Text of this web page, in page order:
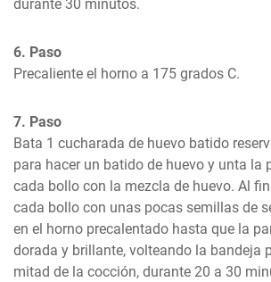
durante 30 minutos.
6. Paso
Precaliente el horno a 175 grados C.
7. Paso
Bata 1 cucharada de huevo batido
para hacer un batido de huevo y unta la
cada bollo con la mezcla de huevo. Al
cada bollo con unas pocas semillas de
en el horno precalentado hasta que la
dorada y brillante, volteando la bandeja
mitad de la cocción, durante 20 a 30